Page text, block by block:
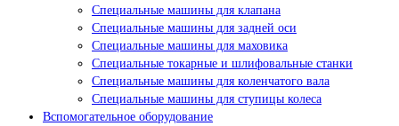
Специальные машины для клапана
Специальные машины для задней оси
Специальные машины для маховика
Специальные токарные и шлифовальные станки
Специальные машины для коленчатого вала
Специальные машины для ступицы колеса
Вспомогательное оборудование